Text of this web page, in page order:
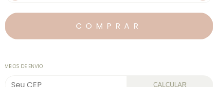
MEIOS DE ENVIO
CALCULAR